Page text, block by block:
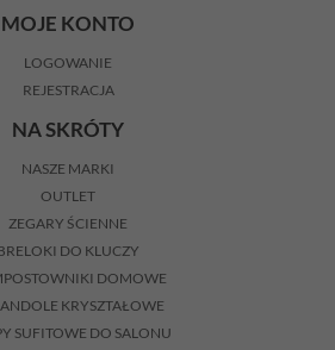
MOJE KONTO
LOGOWANIE
REJESTRACJA
NA SKRÓTY
NASZE MARKI
OUTLET
ZEGARY ŚCIENNE
DO KLUCZY
DOMOWE
KRYSZTAŁOWE
SUFITOWE DO SALONU